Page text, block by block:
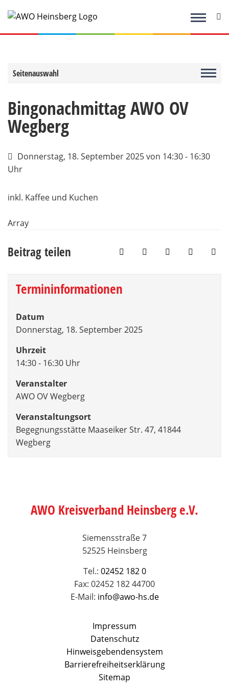
Inhalt
springen
Seitenauswahl
Bingonachmittag AWO OV
Wegberg
Donnerstag, 18. September 2025von 14:30 - 16:30
Uhr
inkl. Kaffee und Kuchen
Array
Beitrag teilen
Termininformationen
Datum
Donnerstag, 18. September 2025
Uhrzeit
14:30 - 16:30 Uhr
Veranstalter
AWO OV Wegberg
Veranstaltungsort
Begegnungsstätte Maaseiker Str. 47, 41844
Wegberg
AWO Kreisverband Heinsberg e.V.
Siemensstraße 7
52525 Heinsberg
Tel.: 02452 182 0
Fax: 02452 182 44700
E-Mail: info@awo-hs.de
Impressum
Datenschutz
Hinweisgebendensystem
Barrierefreiheitserklärung
Sitemap